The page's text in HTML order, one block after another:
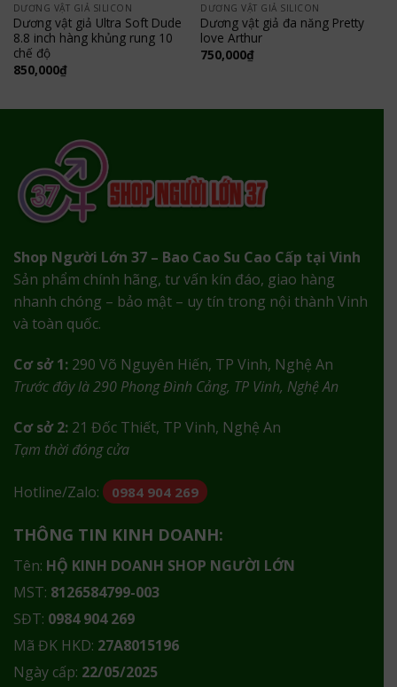
DƯƠNG VẬT GIẢ SILICON
Dương vật giả Ultra Soft Dude
8.8 inch hàng khủng rung 10
chế độ
850,000₫
DƯƠNG VẬT GIẢ SILICON
Dương vật giả đa năng Pretty
love Arthur
750,000₫
Shop Người Lớn 37 – Bao Cao Su Cao Cấp tại Vinh
Sản phẩm chính hãng, tư vấn kín đáo, giao hàng
nhanh chóng – bảo mật – uy tín trong nội thành Vinh
và toàn quốc.
Cơ sở 1: 290 Võ Nguyên Hiến, TP Vinh, Nghệ An
Trước đây là 290 Phong Đình Cảng, TP Vinh, Nghệ An
Cơ sở 2: 21 Đốc Thiết, TP Vinh, Nghệ An
Tạm thời đóng cửa
Hotline/Zalo: 0984 904 269
THÔNG TIN KINH DOANH:
Tên: HỘ KINH DOANH SHOP NGƯỜI LỚN
MST: 8126584799-003
SĐT: 0984 904 269
Mã ĐK HKD: 27A8015196
Ngày cấp: 22/05/2025